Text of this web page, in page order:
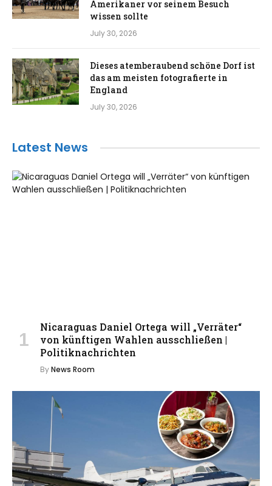
Amerikaner vor seinem Besuch
wissen sollte
July 30, 2026
Dieses atemberaubend schöne Dorf ist
das am meisten fotografierte in
England
July 30, 2026
Latest News
Nicaraguas Daniel Ortega will „Verräter“
von künftigen Wahlen ausschließen |
Politiknachrichten
ByNews Room